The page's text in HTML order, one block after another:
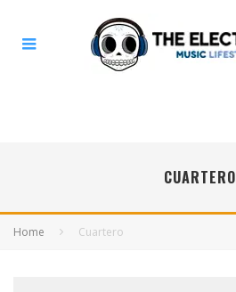
CUARTERO
Home Cuartero